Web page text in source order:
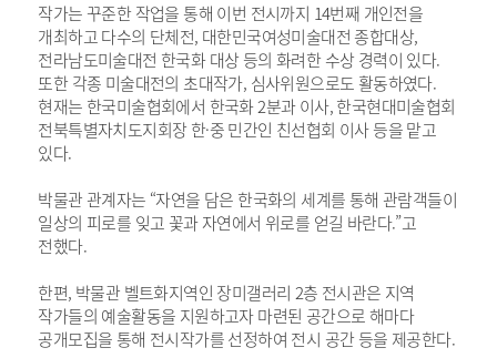
작가는 꾸준한 작업을 통해 이번 전시까지 14번째 개인전을
개최하고 다수의 단체전, 대한민국여성미술대전 종합대상,
전라남도미술대전 한국화 대상 등의 화려한 수상 경력이 있다.
또한 각종 미술대전의 초대작가, 심사위원으로도 활동하였다.
현재는 한국미술협회에서 한국화 2분과 이사, 한국현대미술협회
전북특별자치도지회장 한·중 민간인 친선협회 이사 등을 맡고
있다.
박물관 관계자는 “자연을 담은 한국화의 세계를 통해 관람객들이
일상의 피로를 잊고 꽃과 자연에서 위로를 얻길 바란다.”고
전했다.
한편, 박물관 벨트화지역인 장미갤러리 2층 전시관은 지역
작가들의 예술활동을 지원하고자 마련된 공간으로 해마다
공개모집을 통해 전시작가를 선정하여 전시 공간 등을 제공한다.